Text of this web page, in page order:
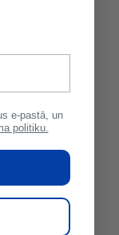
e-pastā, un
politiku.